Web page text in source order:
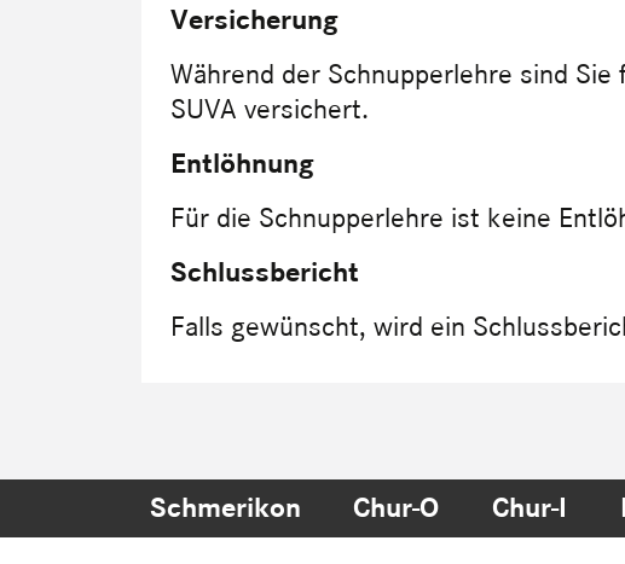
Versicherung
Während der Schnupperlehre sind
SUVA versichert.
Entlöhnung
Für die Schnupperlehre ist keine
Schlussbericht
Falls gewünscht, wird ein
Schmerikon Chur-O Chur-I